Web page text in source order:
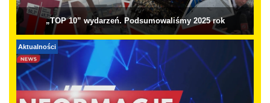
„TOP 10” wydarzeń. Podsumowaliśmy 2025 rok
Aktualności